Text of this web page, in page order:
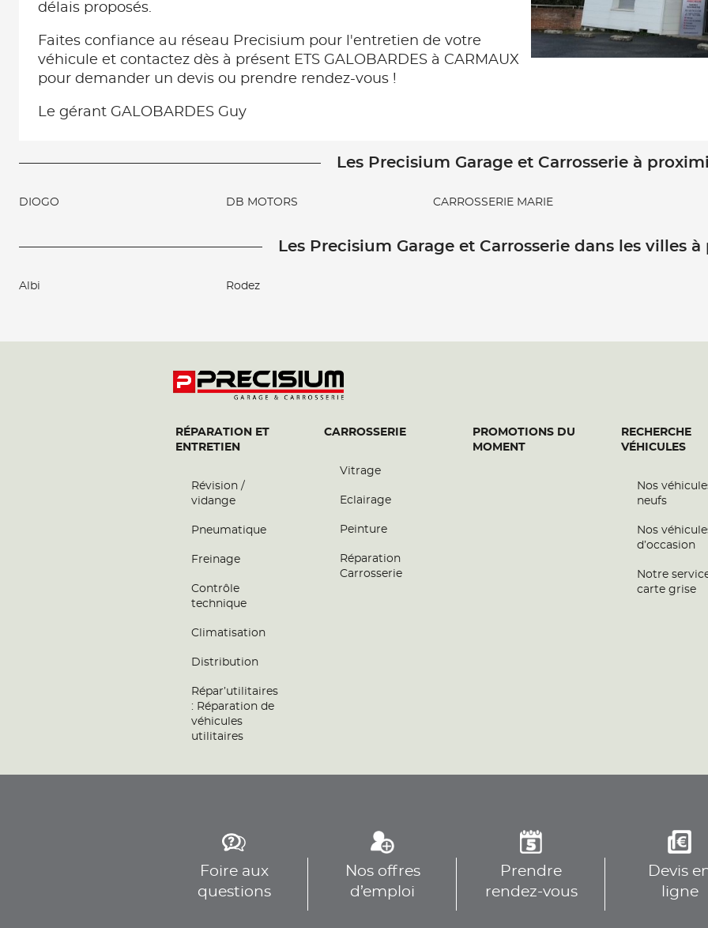
délais proposés.
Faites confiance au réseau Precisium pour l'entretien de votre
véhicule et contactez dès à présent ETS GALOBARDES à CARMAUX
pour demander un devis ou prendre rendez-vous !
Le gérant GALOBARDES Guy
Les Precisium Garage et Carrosserie à
DIOGO DB MOTORS CARROSSERIE MARIE
Les Precisium Garage et Carrosserie dans les villes
Albi Rodez
RÉPARATION ET
ENTRETIEN
Révision /
vidange
Pneumatique
Freinage
Contrôle
technique
Climatisation
Distribution
Répar’utilitaires
: Réparation de
véhicules
utilitaires
CARROSSERIE
Vitrage
Eclairage
Peinture
Réparation
Carrosserie
PROMOTIONS DU
MOMENT
RECHERCHE
VÉHICULES
Nos
neufs
Nos
d’occasion
Notre
carte grise
Foire aux
questions
Nos offres
d’emploi
Prendre
rendez-vous
Devis
ligne